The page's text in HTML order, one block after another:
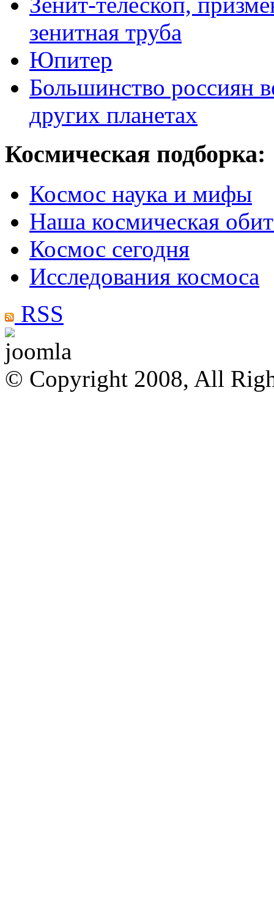
зенитная труба
Юпитер
Большинство россиян
других планетах
Космическая подборка:
Космос наука и мифы
Наша космическая
Космос сегодня
Исследования космоса
RSS
© Copyright 2008, All